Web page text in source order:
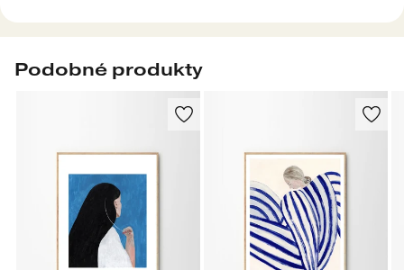
Podobné produkty